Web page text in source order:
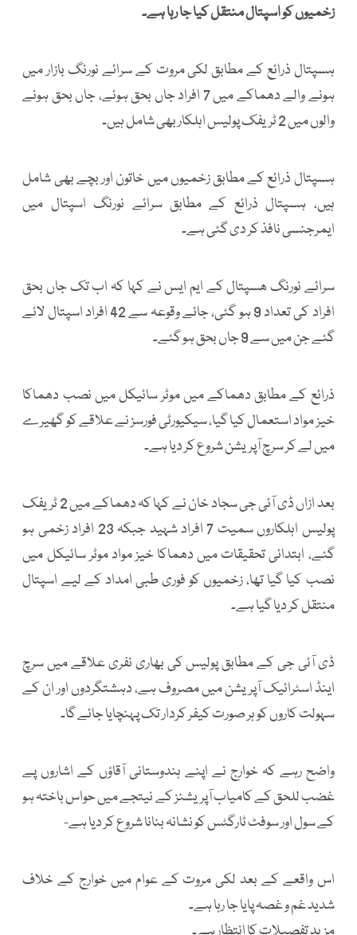
زخمیوں کو اسپتال منتقل کیا جا رہا ہے۔
ہسپتال ذرائع کے مطابق لکی مروت کے سرائے نورنگ بازار میں
ہونے والے دھماکے میں 7 افراد جاں بحق ہوئے، جاں بحق ہونے
والوں میں 2 ٹریفک پولیس اہلکار بھی شامل ہیں۔
ہسپتال ذرائع کے مطابق زخمیوں میں خاتون اور بچے بھی شامل
ہیں، ہسپتال ذرائع کے مطابق سرائے نورنگ اسپتال میں
ایمرجنسی نافذ کر دی گئی ہے۔
سرائے نورنگ ھسپتال کے ایم ایس نے کہا کہ اب تک جاں بحق
افراد کی تعداد 9 ہو گئی، جائے وقوعہ سے 42 افراد اسپتال لائے
گئے جن میں سے 9 جاں بحق ہو گئے۔
ذرائع کے مطابق دھماکے میں موٹر سائیکل میں نصب دھماکا
خیز مواد استعمال کیا گیا، سیکیورٹی فورسز نے علاقے کو گھیرے
میں لے کر سرچ آپریشن شروع کر دیا ہے۔
بعد ازاں ڈی آئی جی سجاد خان نے کہا کہ دھماکے میں 2 ٹریفک
پولیس اہلکاروں سمیت 7 افراد شہید جبکہ 23 افراد زخمی ہو
گئے، ابتدائی تحقیقات میں دھماکا خیز مواد موٹر سائیکل میں
نصب کیا گیا تھا، زخمیوں کو فوری طبی امداد کے لیے اسپتال
منتقل کر دیا گیا ہے۔
ڈی آئی جی کے مطابق پولیس کی بھاری نفری علاقے میں سرچ
اینڈ اسٹرائیک آپریشن میں مصروف ہے، دہشتگردوں اور ان کے
سہولت کاروں کو ہر صورت کیفر کردار تک پہنچایا جائے گا۔
واضح رہے کہ خوارج نے اپنے ہندوستانی آقاؤں کے اشاروں پے
غضب للحق کے کامیاب آپریشنز کے نیتجے میں حواس باختہ ہو
کے سول اور سوفٹ ٹارگٹس کو نشانہ بنانا شروع کر دیا ہے-
اس واقعے کے بعد لکی مروت کے عوام میں خوارج کے خلاف
شدید غم و غصہ پایا جا رہا ہے۔